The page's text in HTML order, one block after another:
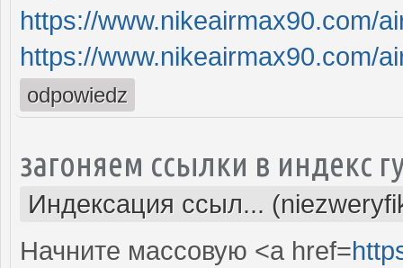
https://www.nikeairmax90.com/
https://www.nikeairmax90.com/
odpowiedz
загоняем ссылки в индекс
Индексация ссыл...
Начните массовую <a href=